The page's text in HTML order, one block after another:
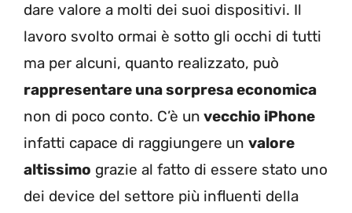
dare valore a molti dei suoi dispositivi. Il
lavoro svolto ormai è sotto gli occhi di tutti
ma per alcuni, quanto realizzato, può
rappresentare una sorpresa economica
non di poco conto. C’è un vecchio iPhone
infatti capace di raggiungere un valore
altissimo grazie al fatto di essere stato uno
dei device del settore più influenti della